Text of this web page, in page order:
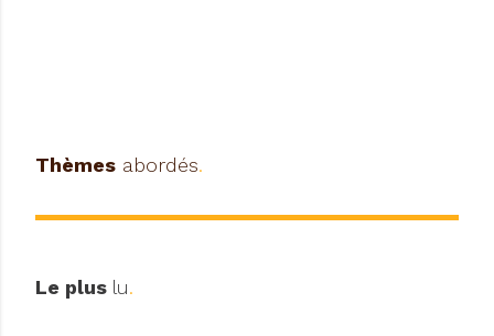
Thèmes abordés.
Le plus lu.